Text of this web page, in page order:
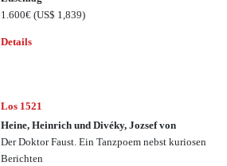
1.600€(US$ 1,839)
Details
Los 1521
Heine, Heinrich und Divéky, Jozsef von
Der Doktor Faust. Ein Tanzpoem nebst kuriosen
Berichten